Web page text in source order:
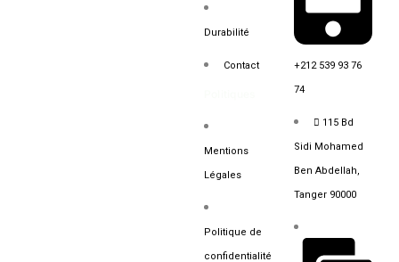
Durabilité
Contact
Mentions
Légales
Politique de
confidentialité
+212 539 93 76
74
115 Bd
Sidi Mohamed
Ben Abdellah,
Tanger 90000